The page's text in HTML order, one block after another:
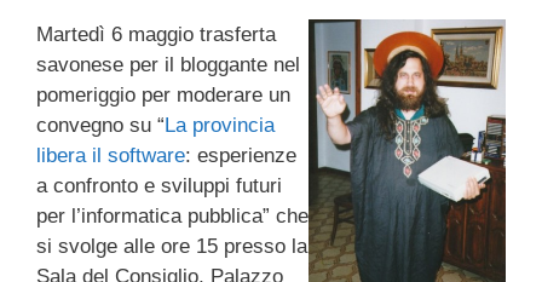
c
e
b
o
o
k
tt
er
e
a
d
s
k
e
dI
n
e
gr
a
m
h
at
s
A
p
p
m
ail
o
n
di
vi
di
Martedì 6 maggio trasferta
savonese per il bloggante nel
pomeriggio per moderare un
convegno su “La provincia
libera il software: esperienze
a confronto e sviluppi futuri
per l’informatica pubblica” che
si svolge alle ore 15 presso la
Sala del Consiglio, Palazzo